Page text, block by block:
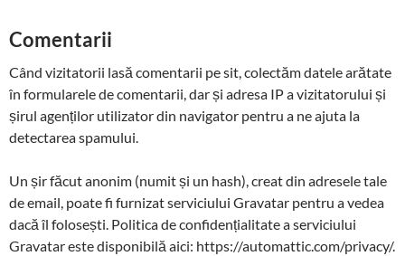
Comentarii
Când vizitatorii lasă comentarii pe sit, colectăm datele arătate
în formularele de comentarii, dar și adresa IP a vizitatorului și
șirul agenților utilizator din navigator pentru a ne ajuta la
detectarea spamului.
Un șir făcut anonim (numit și un hash), creat din adresele tale
de email, poate fi furnizat serviciului Gravatar pentru a vedea
dacă îl folosești. Politica de confidențialitate a serviciului
Gravatar este disponibilă aici: https://automattic.com/privacy/.